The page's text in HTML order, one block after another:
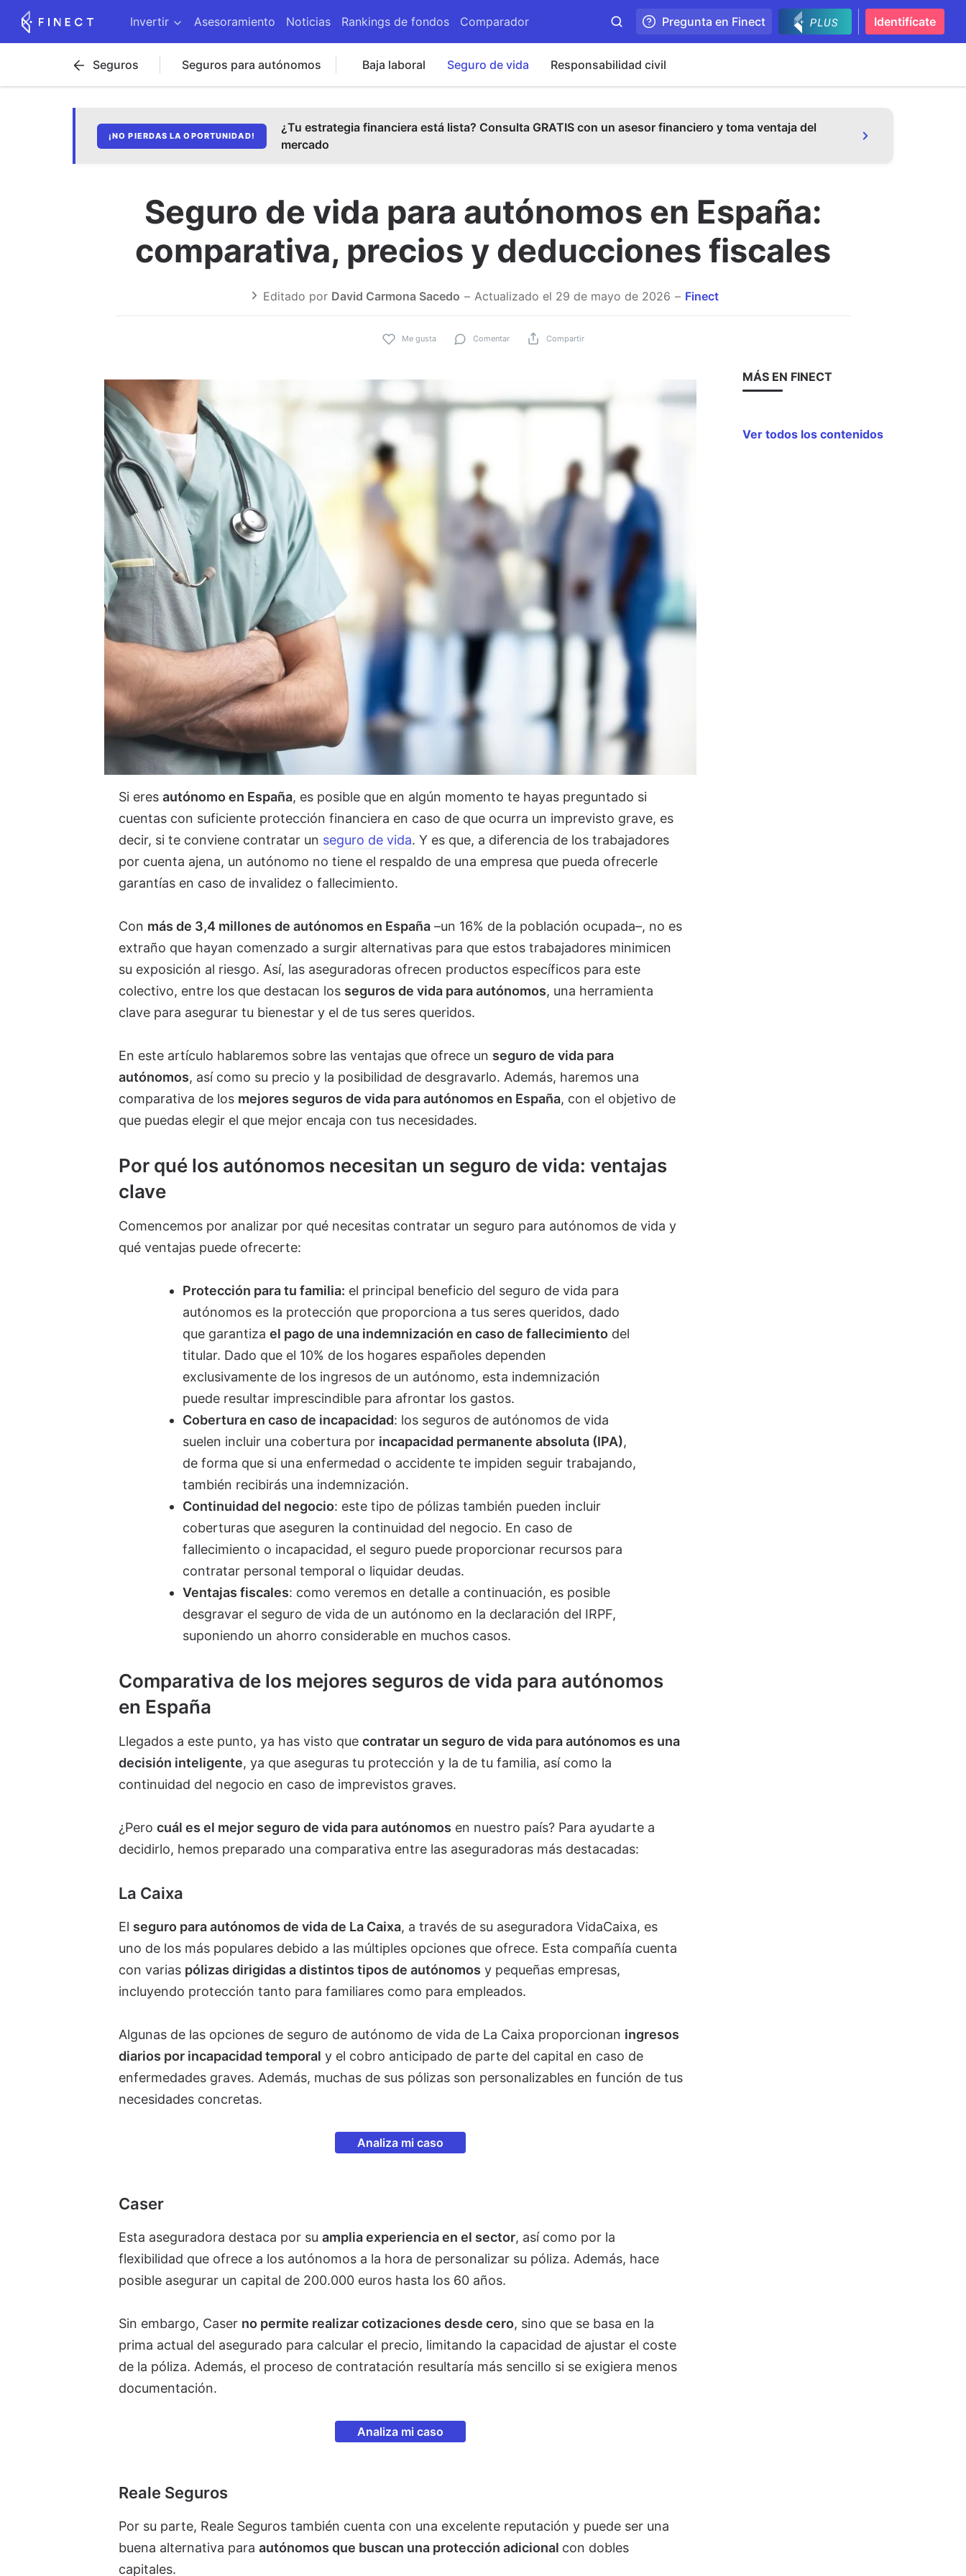
Invertir Asesoramiento Noticias Rankings de fondos Comparador Pregunta en Finect Identifícate
Seguros Seguros para autónomos Baja laboral Seguro de vida Responsabilidad civil
¡NO PIERDAS LA OPORTUNIDAD!
¿Tu estrategia financiera está lista? Consulta GRATIS con un asesor financiero y toma ventaja del
mercado
Seguro de vida para autónomos en España:
comparativa, precios y deducciones fiscales
Editado por David Carmona Sacedo Actualizado el 29 de mayo de 2026 Finect
Me gusta Comentar Compartir
Si eres autónomo en España, es posible que en algún momento te hayas preguntado si
cuentas con suficiente protección financiera en caso de que ocurra un imprevisto grave, es
decir, si te conviene contratar un seguro de vida. Y es que, a diferencia de los trabajadores
por cuenta ajena, un autónomo no tiene el respaldo de una empresa que pueda ofrecerle
garantías en caso de invalidez o fallecimiento.
Con más de 3,4 millones de autónomos en España–un 16% de la población ocupada–, no es
extraño que hayan comenzado a surgir alternativas para que estos trabajadores minimicen
su exposición al riesgo. Así, las aseguradoras ofrecen productos específicos para este
colectivo, entre los que destacan los seguros de vida para autónomos, una herramienta
clave para asegurar tu bienestar y el de tus seres queridos.
En este artículo hablaremos sobre las ventajas que ofrece un seguro de vida para
autónomos, así como su precio y la posibilidad de desgravarlo. Además, haremos una
comparativa de los mejores seguros de vida para autónomos en España, con el objetivo de
que puedas elegir el que mejor encaja con tus necesidades.
Por qué los autónomos necesitan un seguro de vida: ventajas
clave
Comencemos por analizar por qué necesitas contratar un seguro para autónomos de vida y
qué ventajas puede ofrecerte:
Protección para tu familia: el principal beneficio del seguro de vida para
autónomos es la protección que proporciona a tus seres queridos, dado
que garantiza el pago de una indemnización en caso de fallecimiento del
titular. Dado que el 10% de los hogares españoles dependen
exclusivamente de los ingresos de un autónomo, esta indemnización
puede resultar imprescindible para afrontar los gastos.
Cobertura en caso de incapacidad: los seguros de autónomos de vida
suelen incluir una cobertura por incapacidad permanente absoluta (IPA),
de forma que si una enfermedad o accidente te impiden seguir trabajando,
también recibirás una indemnización.
Continuidad del negocio: este tipo de pólizas también pueden incluir
coberturas que aseguren la continuidad del negocio. En caso de
fallecimiento o incapacidad, el seguro puede proporcionar recursos para
contratar personal temporal o liquidar deudas.
Ventajas fiscales: como veremos en detalle a continuación, es posible
desgravar el seguro de vida de un autónomo en la declaración del IRPF,
suponiendo un ahorro considerable en muchos casos.
Comparativa de los mejores seguros de vida para autónomos
en España
Llegados a este punto, ya has visto que contratar un seguro de vida para autónomos es una
decisión inteligente, ya que aseguras tu protección y la de tu familia, así como la
continuidad del negocio en caso de imprevistos graves.
¿Pero cuál es el mejor seguro de vida para autónomos en nuestro país? Para ayudarte a
decidirlo, hemos preparado una comparativa entre las aseguradoras más destacadas:
La Caixa
El seguro para autónomos de vida de La Caixa, a través de su aseguradora VidaCaixa, es
uno de los más populares debido a las múltiples opciones que ofrece. Esta compañía cuenta
con varias pólizas dirigidas a distintos tipos de autónomos y pequeñas empresas,
incluyendo protección tanto para familiares como para empleados.
Algunas de las opciones de seguro de autónomo de vida de La Caixa proporcionan ingresos
diarios por incapacidad temporal y el cobro anticipado de parte del capital en caso de
enfermedades graves. Además, muchas de sus pólizas son personalizables en función de tus
necesidades concretas.
Analiza mi caso
Caser
Esta aseguradora destaca por su amplia experiencia en el sector, así como por la
flexibilidad que ofrece a los autónomos a la hora de personalizar su póliza. Además, hace
posible asegurar un capital de 200.000 euros hasta los 60 años.
Sin embargo, Caser no permite realizar cotizaciones desde cero, sino que se basa en la
prima actual del asegurado para calcular el precio, limitando la capacidad de ajustar el coste
de la póliza. Además, el proceso de contratación resultaría más sencillo si se exigiera menos
documentación.
Analiza mi caso
Reale Seguros
Por su parte, Reale Seguros también cuenta con una excelente reputación y puede ser una
buena alternativa para autónomos que buscan una protección adicional con dobles
capitales.
MÁS EN FINECT
Ver todos los contenidos